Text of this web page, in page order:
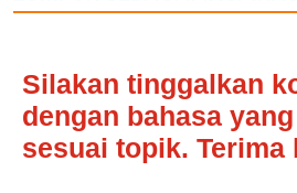
Silakan tinggalkan
dengan bahasa
sesuai topik. Terima